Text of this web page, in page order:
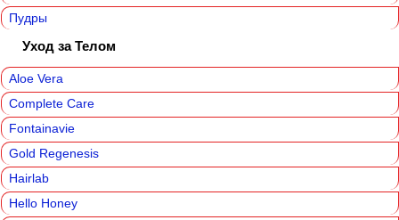
Пудры
Уход за Телом
Aloe Vera
Complete Care
Fontainavie
Gold Regenesis
Hairlab
Hello Honey